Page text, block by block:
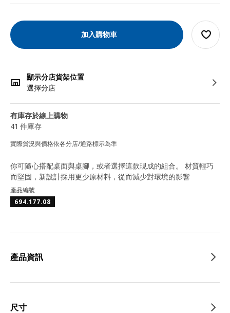
加入購物車
顯示分店貨架位置
選擇分店
有庫存於線上購物
41 件庫存
實際貨況與價格依各分店/通路標示為準
你可隨心搭配桌面與桌腳，或者選擇這款現成的組合。 材質輕巧
而堅固，新設計採用更少原材料，從而減少對環境的影響
產品編號
694.177.08
產品資訊
尺寸